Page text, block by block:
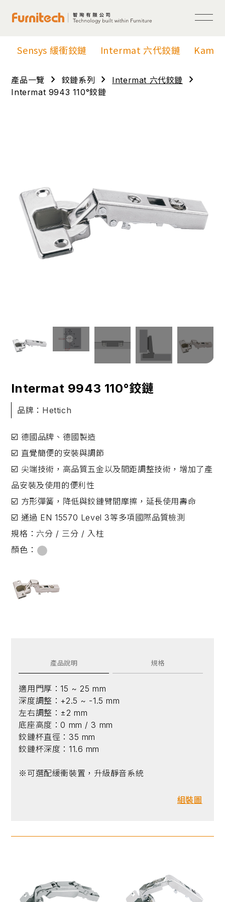
Sensys 緩衝鉸鏈 Intermat 六代鉸鏈
產品一覽 chevron_right 鉸鏈系列 chevron_right Intermat 六代鉸鏈 chevron_right
Intermat 9943 110°鉸鏈
Intermat 9943 110°鉸鏈
品牌：Hettich
☑️ 德國品牌、德國製造
☑️ 直覺簡便的安裝與調節
☑️ 尖端技術，高品質五金以及間距調整技術，增加了產
品安裝及使用的便利性
☑️ 方形彈簧，降低與鉸鏈臂間摩擦，延長使用壽命
☑️ 通過 EN 15570 Level 3等多項國際品質檢測
規格： 六分 / 三分 / 入柱
顏色：
產品說明 規格
適用門厚：15 ~ 25 mm
深度調整：+2.5 ~ -1.5 mm
左右調整：±2 mm
底座高度：0 mm / 3 mm
鉸鏈杯直徑：35 mm
鉸鏈杯深度：11.6 mm
※可選配緩衝裝置，升級靜音系統
組裝圖